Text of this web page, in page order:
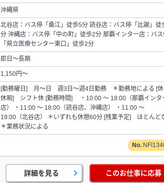
沖縄県
北谷店：バス停「桑江」徒歩5分 読谷店：バス停「比謝」徒
分 沖縄店：バス停「中の町」徒歩2分 那覇インター店：バ
「県立医療センター東口」徒歩2分
即日～長期
1,150円～
[勤務曜日] 月～日 週3日～週4日勤務 ＊勤務地による [休
休暇] シフト休 [勤務時間] ・10:00 ～ 18:00（那覇インタ
店） ・11:00 ～ 18:00（読谷店、沖縄店） ・11:00 ～
19:00（北谷店） ＊いずれも休憩60分 [残業予定] ほとんど
＊業務状況による
詳細を見る このお仕事に応募